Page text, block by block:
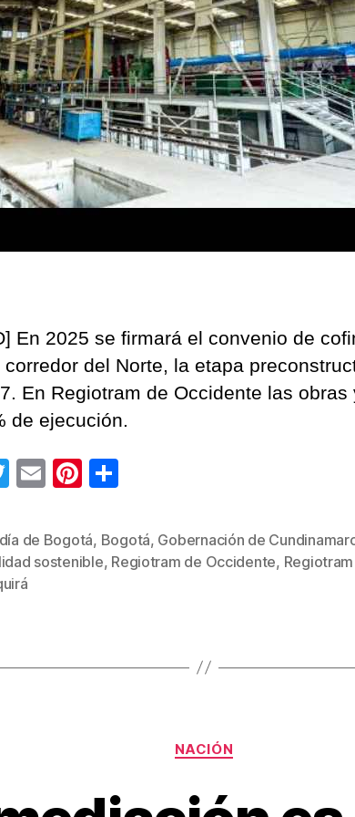
En 2025 se firmará el convenio de
corredor del Norte, la etapa
En Regiotram de Occidente las obras
de ejecución.
T
tt
er
E
ail
Pi
er
e
m
p
de Bogotá, Bogotá, Gobernación de
sostenible, Regiotram de Occidente,
Categorías
NACIÓN